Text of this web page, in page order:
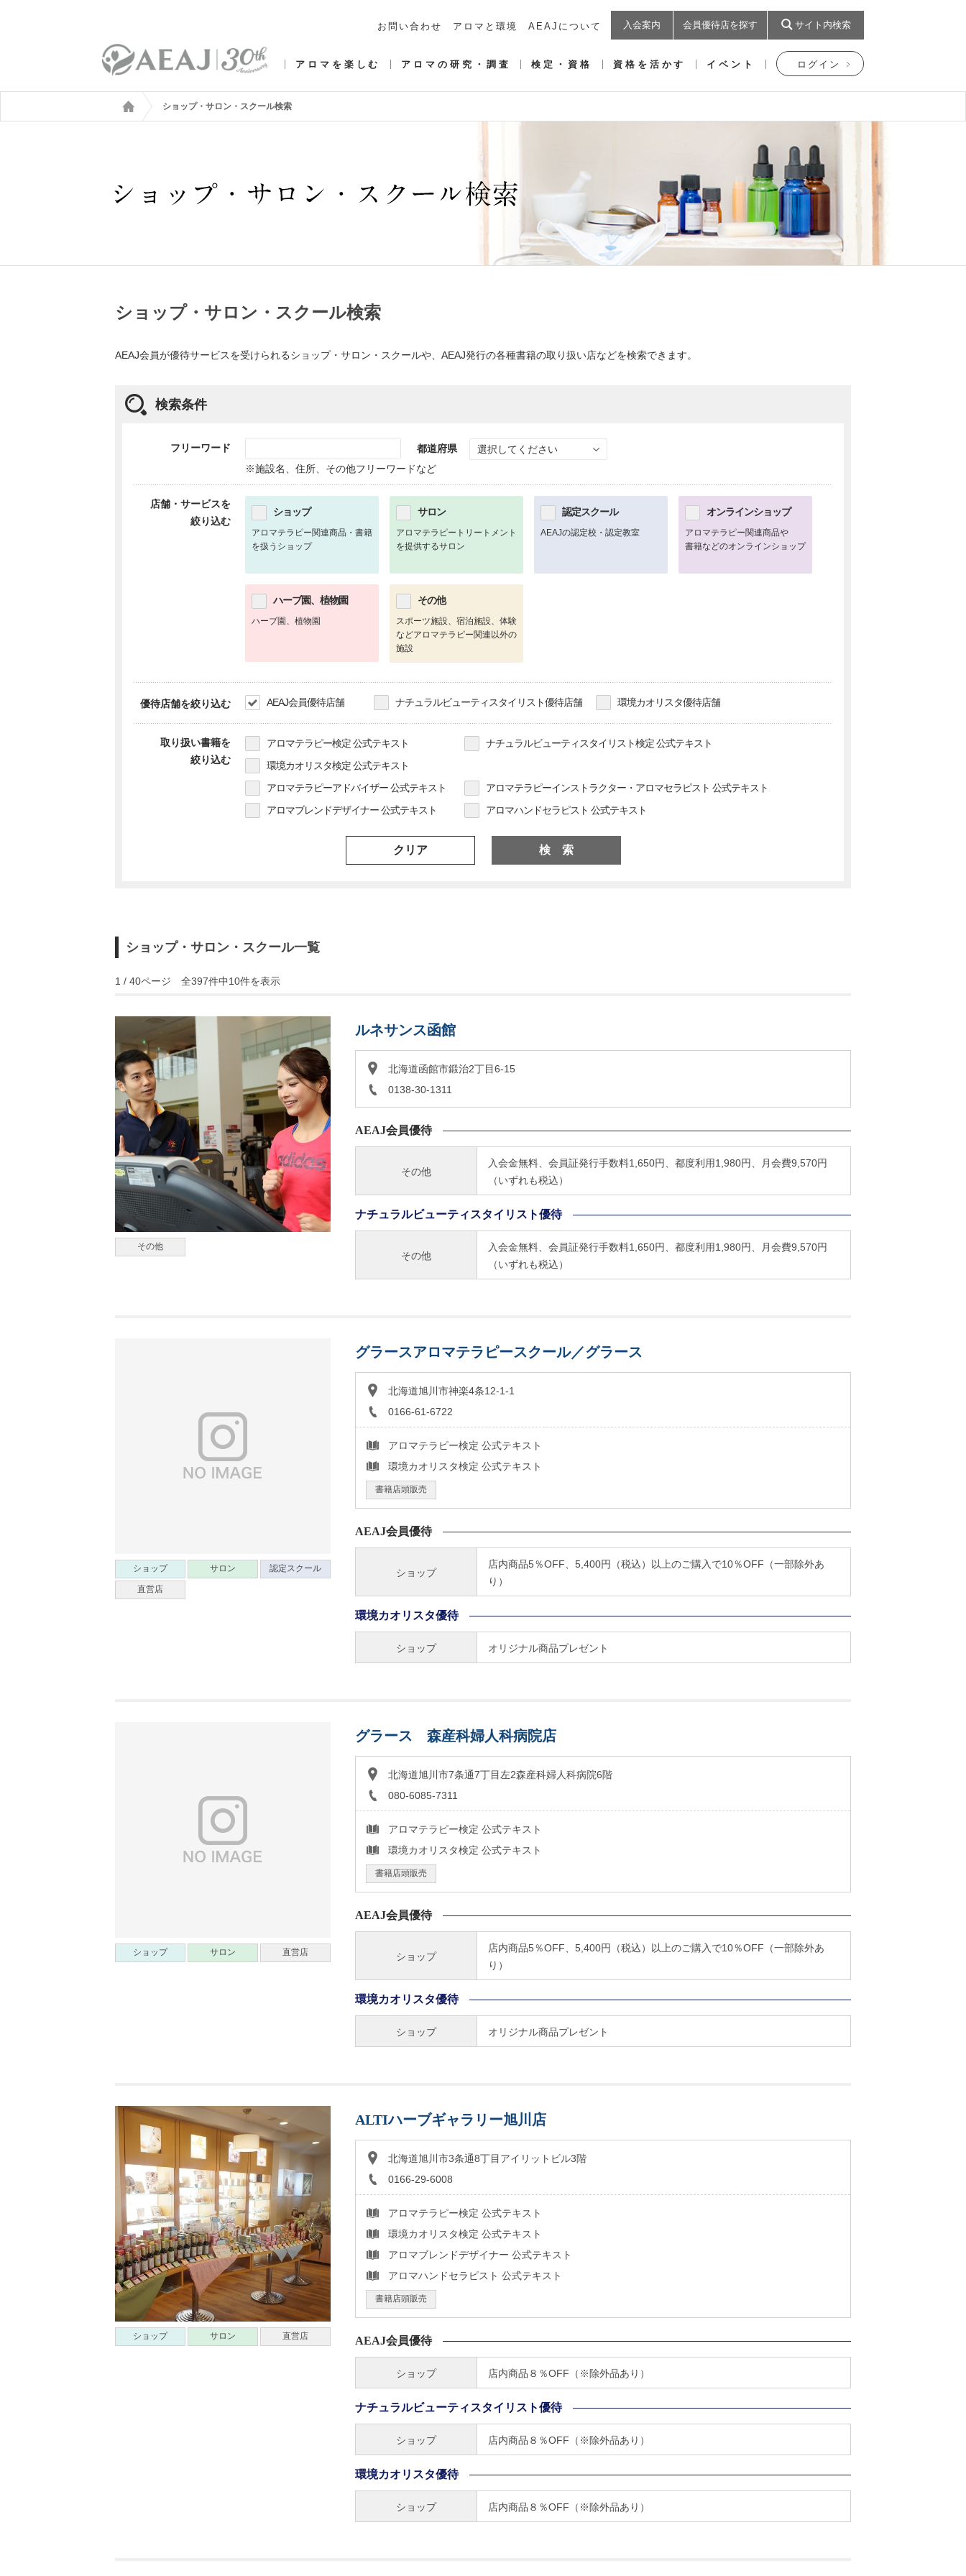
お問い合わせ アロマと環境 AEAJについて 入会案内 会員優待店を探す サイト内検索
アロマを楽しむ アロマの研究・調査 検定・資格 資格を活かす イベント ログイン
ショップ・サロン・スクール検索
ショップ・サロン・スクール検索
AEAJ会員が優待サービスを受けられるショップ・サロン・スクールや、AEAJ発行の各種書籍の取り扱い店などを検索できます。
検索条件
フリーワード 都道府県
選択してください
※施設名、住所、その他フリーワードなど
店舗・サービスを
絞り込む
ショップ
アロマテラピー関連商品・書籍
を扱うショップ
サロン
アロマテラピートリートメント
を提供するサロン
認定スクール
AEAJの認定校・認定教室
オンラインショップ
アロマテラピー関連商品や
書籍などのオンラインショップ
ハーブ園、植物園
ハーブ園、植物園
その他
スポーツ施設、宿泊施設、体験
などアロマテラピー関連以外の
施設
優待店舗を絞り込む AEAJ会員優待店舗 ナチュラルビューティスタイリスト優待店舗 環境カオリスタ優待店舗
取り扱い書籍を
絞り込む
アロマテラピー検定 公式テキスト
ナチュラルビューティスタイリスト検定 公式テキスト
環境カオリスタ検定 公式テキスト
アロマテラピーアドバイザー 公式テキスト
アロマテラピーインストラクター・アロマセラピスト 公式テキスト
アロマブレンドデザイナー 公式テキスト
アロマハンドセラピスト 公式テキスト
クリア 検 索
ショップ・サロン・スクール一覧
1 / 40ページ 全397件中10件を表示
その他
ルネサンス函館
北海道函館市鍛治2丁目6-15
0138-30-1311
AEAJ会員優待
その他
入会金無料、会員証発行手数料1,650円、都度利用1,980円、月会費9,570円
（いずれも税込）
ナチュラルビューティスタイリスト優待
その他
入会金無料、会員証発行手数料1,650円、都度利用1,980円、月会費9,570円
（いずれも税込）
ショップ サロン 認定スクール
直営店
グラースアロマテラピースクール／グラース
北海道旭川市神楽4条12-1-1
0166-61-6722
アロマテラピー検定 公式テキスト
環境カオリスタ検定 公式テキスト
書籍店頭販売
AEAJ会員優待
ショップ
店内商品5％OFF、5,400円（税込）以上のご購入で10％OFF（一部除外あ
り）
環境カオリスタ優待
ショップ オリジナル商品プレゼント
ショップ サロン 直営店
グラース 森産科婦人科病院店
北海道旭川市7条通7丁目左2森産科婦人科病院6階
080-6085-7311
アロマテラピー検定 公式テキスト
環境カオリスタ検定 公式テキスト
書籍店頭販売
AEAJ会員優待
ショップ
店内商品5％OFF、5,400円（税込）以上のご購入で10％OFF（一部除外あ
り）
環境カオリスタ優待
ショップ オリジナル商品プレゼント
ショップ サロン 直営店
ALTIハーブギャラリー旭川店
北海道旭川市3条通8丁目アイリットビル3階
0166-29-6008
アロマテラピー検定 公式テキスト
環境カオリスタ検定 公式テキスト
アロマブレンドデザイナー 公式テキスト
アロマハンドセラピスト 公式テキスト
書籍店頭販売
AEAJ会員優待
ショップ 店内商品８％OFF（※除外品あり）
ナチュラルビューティスタイリスト優待
ショップ 店内商品８％OFF（※除外品あり）
環境カオリスタ優待
ショップ 店内商品８％OFF（※除外品あり）